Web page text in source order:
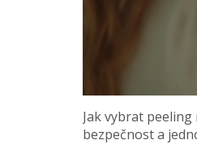
Jak vybrat
bezpečnost a